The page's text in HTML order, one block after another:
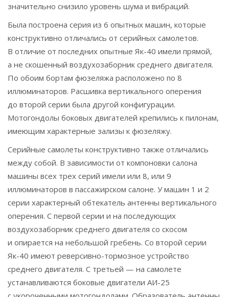
значительно снизило уровень шума и вибраций.
Была построена серия из 6 опытных машин, которые
конструктивно отличались от серийных самолетов.
В отличие от последних опытные Як-40 имели прямой,
а не скошенный воздухозаборник среднего двигателя.
По обоим бортам фюзеляжа расположено по 8
иллюминаторов. Расшивка вертикального оперения
до второй серии была другой конфигурации.
Мотогондолы боковых двигателей крепились к пилонам,
имеющим характерные зализы к фюзеляжу.
Серийные самолеты конструктивно также отличались
между собой. В зависимости от компоновки салона
машины всех трех серий имели или 8, или 9
иллюминаторов в пассажирском салоне. У машин 1 и 2
серии характерный обтекатель антенны вертикального
оперения. С первой серии и на последующих
воздухозаборник среднего двигателя со скосом
и опирается на небольшой гребень. Со второй серии
Як-40 имеют реверсивно-тормозное устройство
среднего двигателя. С третьей — на самолете
устанавливаются боковые двигатели АИ-25